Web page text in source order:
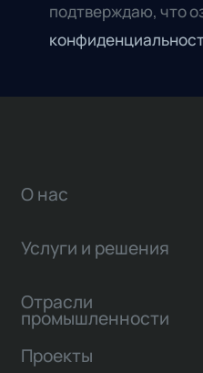
подтверждаю, что
О нас
Услуги и решения
Отрасли
промышленности
Проекты